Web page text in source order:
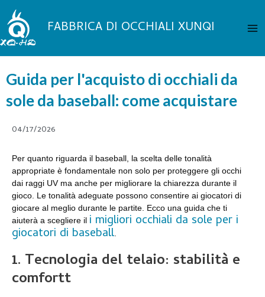
Vai
al
contenuto FABBRICA DI OCCHIALI XUNQI
Guida per l'acquisto di occhiali da
sole da baseball: come acquistare
04/17/2026
Per quanto riguarda il baseball, la scelta delle tonalità
appropriate è fondamentale non solo per proteggere gli occhi
dai raggi UV ma anche per migliorare la chiarezza durante il
gioco. Le tonalità adeguate possono consentire ai giocatori di
giocare al meglio durante le partite. Ecco una guida che ti
aiuterà a scegliere il i migliori occhiali da sole per i
giocatori di baseball
1. Tecnologia del telaio: stabilità e
comfortt